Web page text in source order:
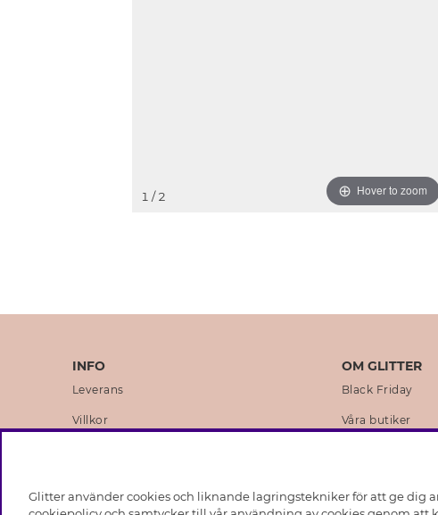
Hover to zoom
1 / 2
INFO
Leverans
Villkor
Medlemsvillkor
OM GLITTER
Black Friday
Våra butiker
Hållbarhet
Glitter använder cookies och liknande lagringstekniker för att ge dig